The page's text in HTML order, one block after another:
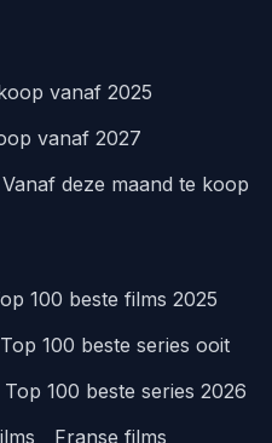
vanaf 2025
vanaf 2027
Vanaf deze maand te koop
100 beste films 2025
Top 100 beste series ooit
Top 100 beste series 2026
Franse films